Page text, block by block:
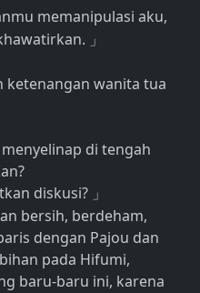
memanipulasi aku,
」
ketenangan wanita tua
di tengah
diskusi? 」
bersih, berdeham,
dengan Pajou dan
pada Hifumi,
baru-baru ini, karena